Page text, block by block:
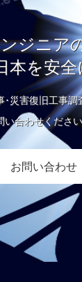
ジニア
本を安全
･災害復旧工事
い合わせくださ
お問い合わせ